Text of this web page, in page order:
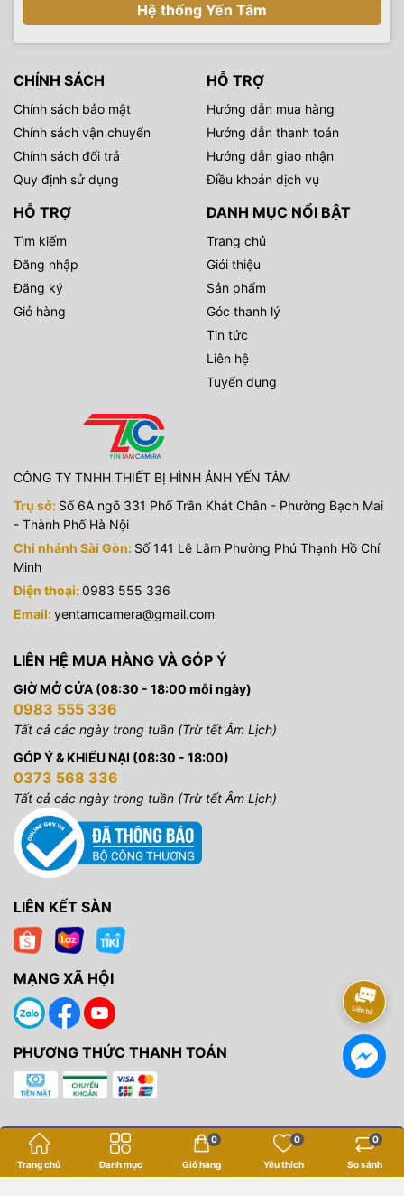
Hệ thống Yến Tâm
CHÍNH SÁCH
Chính sách bảo mật
Chính sách vận chuyển
Chính sách đổi trả
Quy định sử dụng
HỖ TRỢ
Hướng dẫn mua hàng
Hướng dẫn thanh toán
Hướng dẫn giao nhận
Điều khoản dịch vụ
HỖ TRỢ
Tìm kiếm
Đăng nhập
Đăng ký
Giỏ hàng
DANH MỤC NỔI BẬT
Trang chủ
Giới thiệu
Sản phẩm
Góc thanh lý
Tin tức
Liên hệ
Tuyển dụng
CÔNG TY TNHH THIẾT BỊ HÌNH ẢNH YẾN TÂM
Trụ sở: Số 6A ngõ 331 Phố Trần Khát Chân - Phường Bạch Mai
- Thành Phố Hà Nội
Chi nhánh Sài Gòn: Số 141 Lê Lâm Phường Phú Thạnh Hồ Chí
Minh
Điện thoại:0983 555 336
Email:yentamcamera@gmail.com
LIÊN HỆ MUA HÀNG VÀ GÓP Ý
GIỜ MỞ CỬA (08:30 - 18:00 mỗi ngày)
0983 555 336
Tất cả các ngày trong tuần (Trừ tết Âm Lịch)
GÓP Ý & KHIẾU NẠI (08:30 - 18:00)
0373 568 336
Tất cả các ngày trong tuần (Trừ tết Âm Lịch)
LIÊN KẾT SÀN
MẠNG XÃ HỘI
PHƯƠNG THỨC THANH TOÁN
Bản quyền thuộc vềYến Tâm Camera
Trang chủ Danh mục Giỏ hàng
0
Yêu thích
0
So sánh
0